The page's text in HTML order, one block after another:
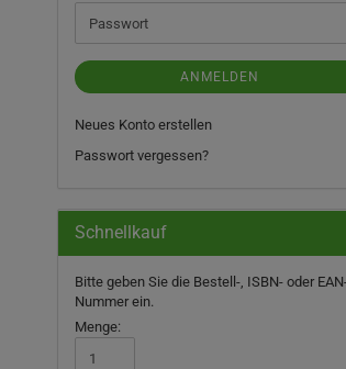
Passwort
ANMELDEN
Neues Konto erstellen
Passwort vergessen?
Schnellkauf
BITTE
GEBEN
SIE
DIE
BESTELL-,
Bitte geben Sie die Bestell-, ISBN- oder
Nummer ein.
Menge: